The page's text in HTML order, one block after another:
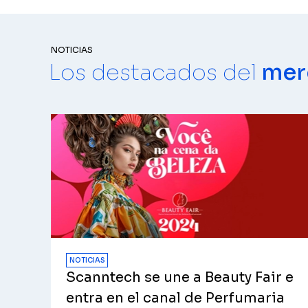
NOTICIAS
Los destacados del
NOTICIAS
Scanntech se une a Beauty Fair e
entra en el canal de Perfumaria